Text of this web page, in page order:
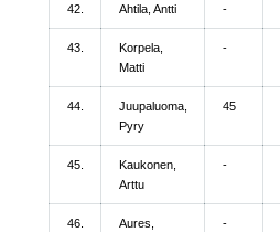
42. Ahtila, Antti -
43.
Korpela,
Matti
-
44.
Juupaluoma,
Pyry
45
45.
Kaukonen,
Arttu
-
46.
Aures,
-